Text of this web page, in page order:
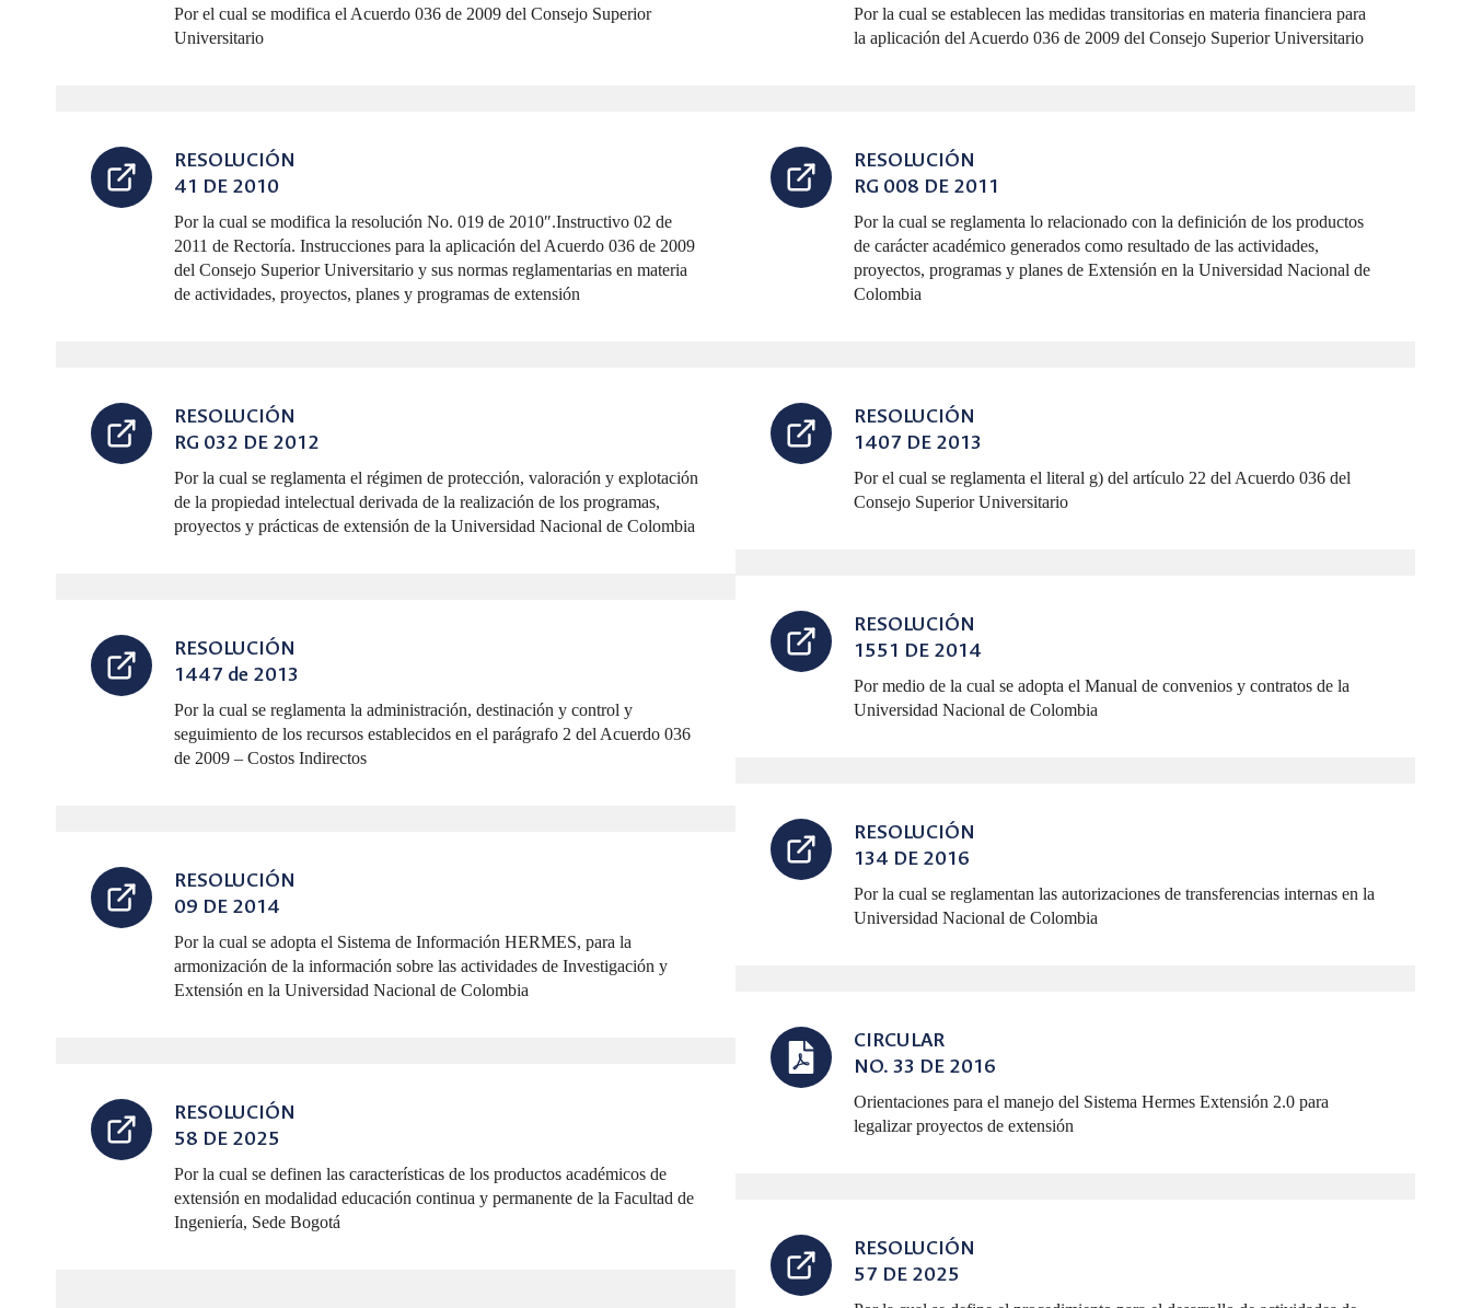
Por el cual se modifica el Acuerdo 036 de 2009 del Consejo Superior
Universitario
RESOLUCIÓN
41 DE 2010
Por la cual se modifica la resolución No. 019 de 2010″.Instructivo 02 de
2011 de Rectoría. Instrucciones para la aplicación del Acuerdo 036 de 2009
del Consejo Superior Universitario y sus normas reglamentarias en materia
de actividades, proyectos, planes y programas de extensión
RESOLUCIÓN
RG 032 DE 2012
Por la cual se reglamenta el régimen de protección, valoración y explotación
de la propiedad intelectual derivada de la realización de los programas,
proyectos y prácticas de extensión de la Universidad Nacional de Colombia
RESOLUCIÓN
1447 de 2013
Por la cual se reglamenta la administración, destinación y control y
seguimiento de los recursos establecidos en el parágrafo 2 del Acuerdo 036
de 2009 – Costos Indirectos
RESOLUCIÓN
09 DE 2014
Por la cual se adopta el Sistema de Información HERMES, para la
armonización de la información sobre las actividades de Investigación y
Extensión en la Universidad Nacional de Colombia
RESOLUCIÓN
58 DE 2025
Por la cual se definen las características de los productos académicos de
extensión en modalidad educación continua y permanente de la Facultad de
Ingeniería, Sede Bogotá
Por la cual se establecen las medidas transitorias en materia financiera para
la aplicación del Acuerdo 036 de 2009 del Consejo Superior Universitario
RESOLUCIÓN
RG 008 DE 2011
Por la cual se reglamenta lo relacionado con la definición de los productos
de carácter académico generados como resultado de las actividades,
proyectos, programas y planes de Extensión en la Universidad Nacional de
Colombia
RESOLUCIÓN
1407 DE 2013
Por el cual se reglamenta el literal g) del artículo 22 del Acuerdo 036 del
Consejo Superior Universitario
RESOLUCIÓN
1551 DE 2014
Por medio de la cual se adopta el Manual de convenios y contratos de la
Universidad Nacional de Colombia
RESOLUCIÓN
134 DE 2016
Por la cual se reglamentan las autorizaciones de transferencias internas en la
Universidad Nacional de Colombia
CIRCULAR
NO. 33 DE 2016
Orientaciones para el manejo del Sistema Hermes Extensión 2.0 para
legalizar proyectos de extensión
RESOLUCIÓN
57 DE 2025